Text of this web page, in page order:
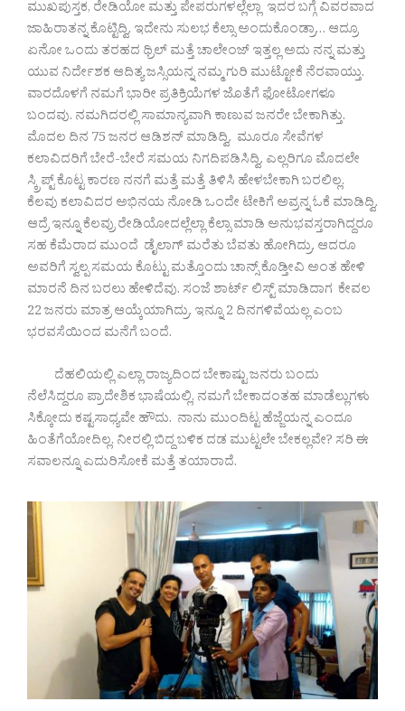
ಮುಖಪುಸ್ತಕ, ರೇಡಿಯೋ ಮತ್ತು ಪೇಪರುಗಳಲ್ಲೆಲ್ಲಾ ಇದರ ಬಗ್ಗೆ ವಿವರವಾದ
ಜಾಹಿರಾತನ್ನ ಕೊಟ್ಟಿದ್ವಿ. ಇದೇನು ಸುಲಭ ಕೆಲ್ಸಾ ಅಂದುಕೊಂಡ್ರಾ… ಆದ್ರೂ
ಏನೋ ಒಂದು ತರಹದ ಥ್ರಿಲ್ ಮತ್ತೆ ಚಾಲೇಂಜ್ ಇತ್ತಲ್ಲ ಅದು ನನ್ನ ಮತ್ತು
ಯುವ ನಿರ್ದೇಶಕ ಆದಿತ್ಯ ಜಸ್ಸಿಯನ್ನ ನಮ್ಮ ಗುರಿ ಮುಟ್ಟೋಕೆ ನೆರವಾಯ್ತು.
ವಾರದೊಳಗೆ ನಮಗೆ ಭಾರೀ ಪ್ರತಿಕ್ರಿಯೆಗಳ ಜೊತೆಗೆ ಫೋಟೋಗಳೂ
ಬಂದವು. ನಮಗಿದರಲ್ಲಿ ಸಾಮಾನ್ಯವಾಗಿ ಕಾಣುವ ಜನರೇ ಬೇಕಾಗಿತ್ತು.
ಮೊದಲ ದಿನ 75 ಜನರ ಆಡಿಶನ್ ಮಾಡಿದ್ವಿ. ಮೂರೂ ಸೇವೆಗಳ
ಕಲಾವಿದರಿಗೆ ಬೇರೆ-ಬೇರೆ ಸಮಯ ನಿಗದಿಪಡಿಸಿದ್ವಿ. ಎಲ್ಲರಿಗೂ ಮೊದಲೇ
ಸ್ಕ್ರಿಪ್ಟ್ ಕೊಟ್ಟ ಕಾರಣ ನನಗೆ ಮತ್ತೆ ಮತ್ತೆ ತಿಳಿಸಿ ಹೇಳಬೇಕಾಗಿ ಬರಲಿಲ್ಲ.
ಕೆಲವು ಕಲಾವಿದರ ಅಭಿನಯ ನೋಡಿ ಒಂದೇ ಟೇಕಿಗೆ ಅವ್ರನ್ನ ಓಕೆ ಮಾಡಿದ್ವಿ.
ಆದ್ರೆ ಇನ್ನೂ ಕೆಲವ್ರು ರೇಡಿಯೋದಲ್ಲೆಲ್ಲಾ ಕೆಲ್ಸಾ ಮಾಡಿ ಅನುಭವಸ್ತರಾಗಿದ್ದರೂ
ಸಹ ಕೆಮೆರಾದ ಮುಂದೆ ಡೈಲಾಗ್ ಮರೆತು ಬೆವತು ಹೋಗಿದ್ರು. ಆದರೂ
ಅವರಿಗೆ ಸ್ವಲ್ಪ ಸಮಯ ಕೊಟ್ಟು ಮತ್ತೊಂದು ಚಾನ್ಸ್ ಕೊಡ್ತೀವಿ ಅಂತ ಹೇಳಿ
ಮಾರನೆ ದಿನ ಬರಲು ಹೇಳಿದೆವು. ಸಂಜೆ ಶಾರ್ಟ್ ಲಿಸ್ಟ್ ಮಾಡಿದಾಗ ಕೇವಲ
22 ಜನರು ಮಾತ್ರ ಆಯ್ಕೆಯಾಗಿದ್ರು. ಇನ್ನೂ 2 ದಿನಗಳಿವೆಯಲ್ಲ ಎಂಬ
ಭರವಸೆಯಿಂದ ಮನೆಗೆ ಬಂದೆ.
ದೆಹಲಿಯಲ್ಲಿ ಎಲ್ಲಾ ರಾಜ್ಯದಿಂದ ಬೇಕಾಷ್ಟು ಜನರು ಬಂದು
ನೆಲೆಸಿದ್ದರೂ ಪ್ರಾದೇಶಿಕ ಭಾಷೆಯಲ್ಲಿ, ನಮಗೆ ಬೇಕಾದಂತಹ ಮಾಡೆಲ್ಲುಗಳು
ಸಿಕ್ಕೋದು ಕಷ್ಟಸಾಧ್ಯವೇ ಹೌದು. ನಾನು ಮುಂದಿಟ್ಟ ಹೆಜ್ಜೆಯನ್ನ ಎಂದೂ
ಹಿಂತೆಗೆಯೋದಿಲ್ಲ. ನೀರಲ್ಲಿ ಬಿದ್ದ ಬಳಿಕ ದಡ ಮುಟ್ಟಲೇ ಬೇಕಲ್ಲವೇ? ಸರಿ ಈ
ಸವಾಲನ್ನೂ ಎದುರಿಸೋಕೆ ಮತ್ತೆ ತಯಾರಾದೆ.